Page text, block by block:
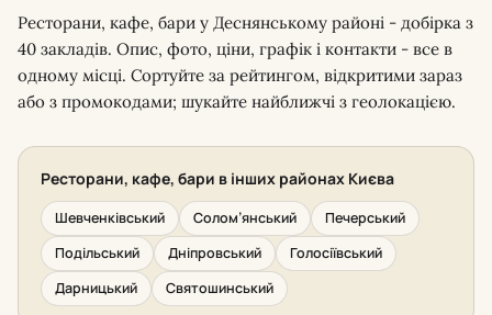
Ресторани, кафе, бари у Деснянському районі - добірка з
40 закладів. Опис, фото, ціни, графік і контакти - все в
одному місці. Сортуйте за рейтингом, відкритими зараз
або з промокодами; шукайте найближчі з геолокацією.
Ресторани, кафе, бари в інших районах Києва
Шевченківський Солом’янський
Печерський
Подільський
Дніпровський
Голосіївський
Дарницький
Святошинський